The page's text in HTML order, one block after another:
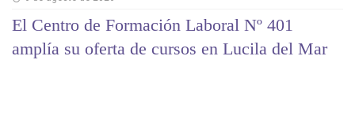
El Centro de Formación Laboral Nº 401
amplía su oferta de cursos en Lucila del Mar